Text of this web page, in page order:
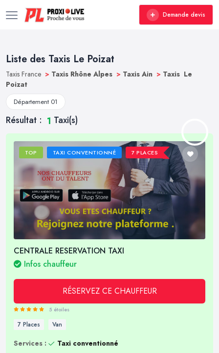
Demande devis
Liste des Taxis Le Poizat
Taxis France > Taxis Rhône Alpes > Taxis Ain > Taxis Le
Poizat
Département 01
Résultat : 1 Taxi(s)
TOP TAXI CONVENTIONNÉ 7 PLACES
CENTRALE RESERVATION TAXI
Infos chauffeur
RÉSERVEZ CE CHAUFFEUR
5 étoiles
7 Places Van
Services :
Taxi conventionné